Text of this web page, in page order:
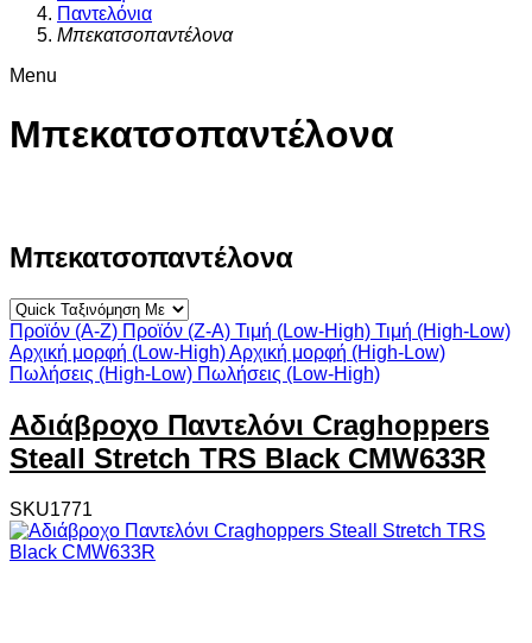
Παντελόνια
Μπεκατσοπαντέλονα
Menu
Μπεκατσοπαντέλονα
Μπεκατσοπαντέλονα
Προϊόν (A-Z) Προϊόν (Z-A) Τιμή (Low-High) Τιμή (High-Low)
Αρχική μορφή (Low-High)Αρχική μορφή (High-Low)
Πωλήσεις (High-Low) Πωλήσεις (Low-High)
Αδιάβροχο Παντελόνι Craghoppers
Steall Stretch TRS Black CMW633R
SKU1771